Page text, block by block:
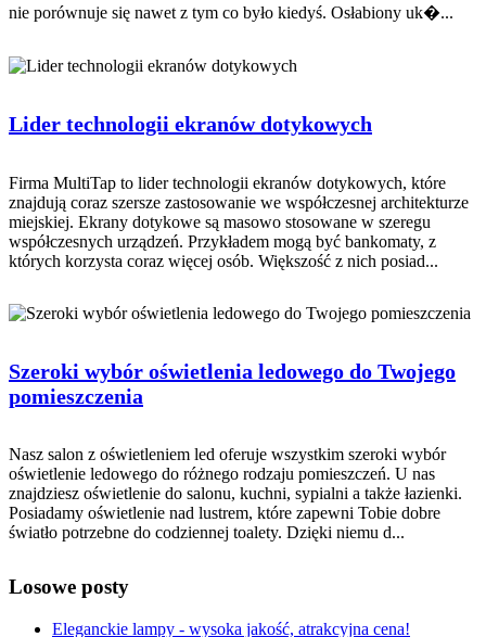
nie porównuje się nawet z tym co było kiedyś. Osłabiony uk�...
Lider technologii ekranów dotykowych
Firma MultiTap to lider technologii ekranów dotykowych, które
znajdują coraz szersze zastosowanie we współczesnej architekturze
miejskiej. Ekrany dotykowe są masowo stosowane w szeregu
współczesnych urządzeń. Przykładem mogą być bankomaty, z
których korzysta coraz więcej osób. Większość z nich posiad...
Szeroki wybór oświetlenia ledowego do Twojego
pomieszczenia
Nasz salon z oświetleniem led oferuje wszystkim szeroki wybór
oświetlenie ledowego do różnego rodzaju pomieszczeń. U nas
znajdziesz oświetlenie do salonu, kuchni, sypialni a także łazienki.
Posiadamy oświetlenie nad lustrem, które zapewni Tobie dobre
światło potrzebne do codziennej toalety. Dzięki niemu d...
Losowe posty
Eleganckie lampy - wysoka jakość, atrakcyjna cena!